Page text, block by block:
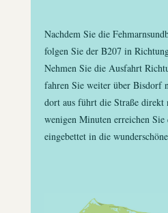
Nachdem Sie die
folgen Sie der B207 in
Nehmen Sie die Ausfahrt
fahren Sie weiter über Bisdorf
dort aus führt die Straße direkt
wenigen Minuten erreichen
eingebettet in die